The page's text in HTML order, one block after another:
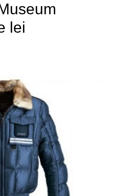
lei